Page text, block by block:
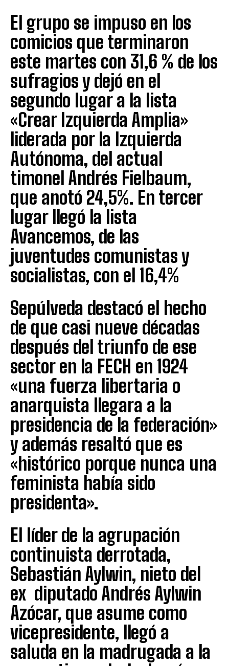
El grupo se impuso en los
comicios que terminaron
este martes con 31,6 % de los
sufragios y dejó en el
segundo lugar a la lista
«Crear Izquierda Amplia»
liderada por la Izquierda
Autónoma, del actual
timonel Andrés Fielbaum,
que anotó 24,5%. En tercer
lugar llegó la lista
Avancemos, de las
juventudes comunistas y
socialistas, con el 16,4%
Sepúlveda destacó el hecho
de que casi nueve décadas
después del triunfo de ese
sector en la FECH en 1924
«una fuerza libertaria o
anarquista llegara a la
presidencia de la federación»
y además resaltó que es
«histórico porque nunca una
feminista había sido
presidenta».
El líder de la agrupación
continuista derrotada,
Sebastián Aylwin, nieto del
ex diputado Andrés Aylwin
Azócar, que asume como
vicepresidente, llegó a
saluda en la madrugada a la